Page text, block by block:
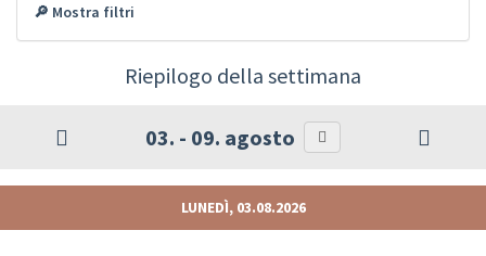
🔎 Mostra filtri
Riepilogo della settimana
03. - 09. agosto
LUNEDÌ, 03.08.2026